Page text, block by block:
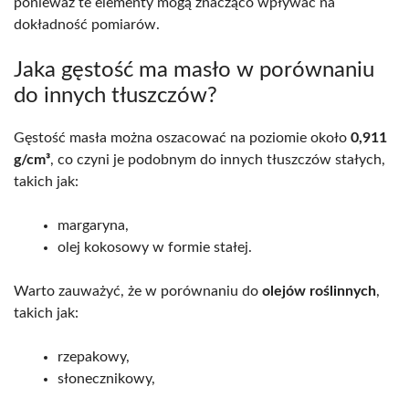
dokładność pomiarów.
Jaka gęstość ma masło w porównaniu
do innych tłuszczów?
Gęstość masła można oszacować na poziomie około 0,911
g/cm³, co czyni je podobnym do innych tłuszczów stałych,
takich jak:
margaryna,
olej kokosowy w formie stałej.
Warto zauważyć, że w porównaniu do olejów roślinnych,
takich jak:
rzepakowy,
słonecznikowy,